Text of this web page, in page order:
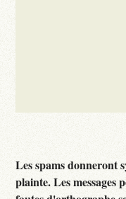
Les spams donneront
plainte. Les messages